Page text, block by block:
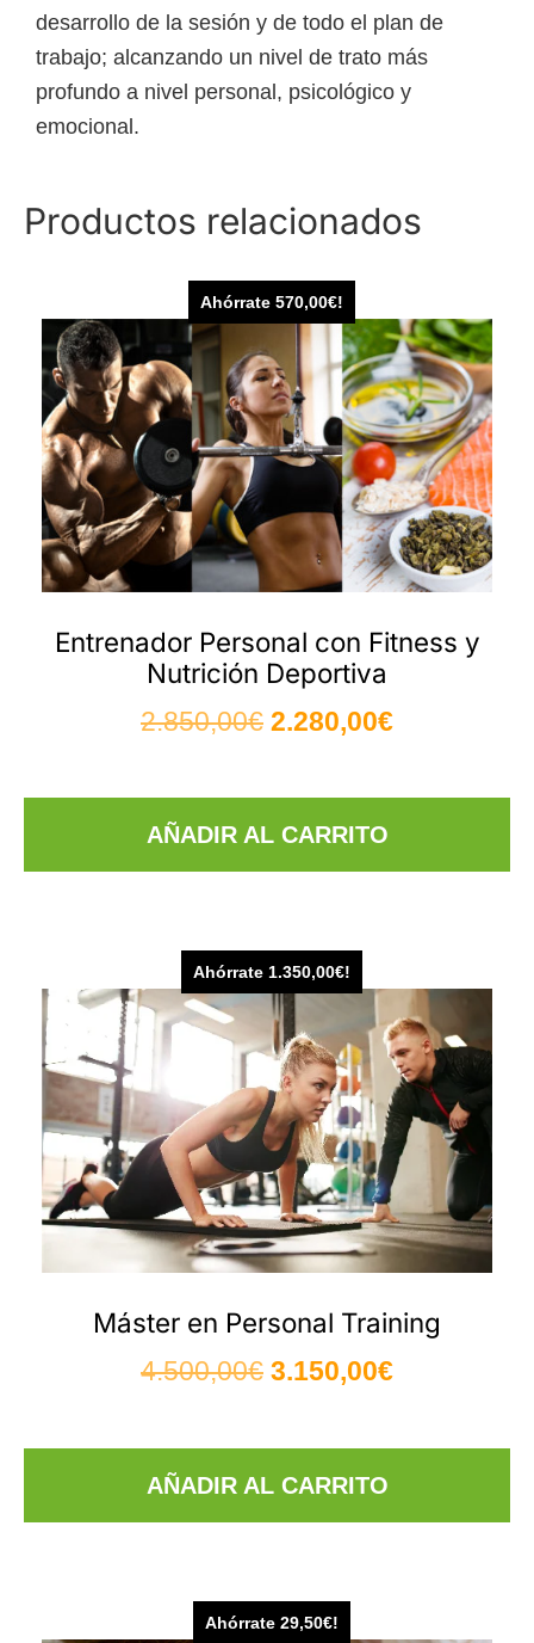
desarrollo de la sesión y de todo el plan de
trabajo; alcanzando un nivel de trato más
profundo a nivel personal, psicológico y
emocional.
Productos relacionados
Ahórrate 570,00€!
Entrenador Personal con Fitness y
Nutrición Deportiva
2.850,00€ 2.280,00€
AÑADIR AL CARRITO
Ahórrate 1.350,00€!
Máster en Personal Training
4.500,00€ 3.150,00€
AÑADIR AL CARRITO
Ahórrate 29,50€!